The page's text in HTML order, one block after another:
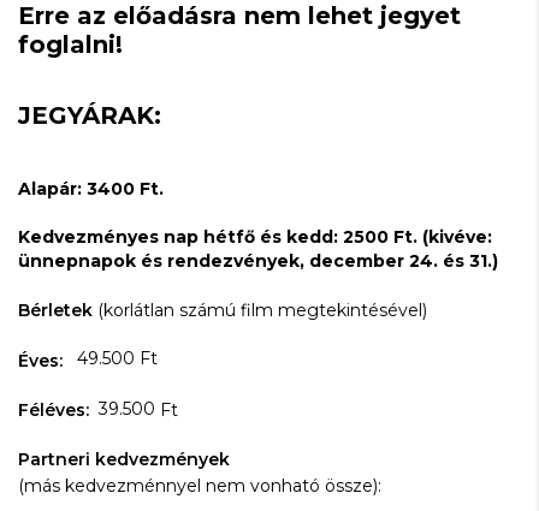
Erre az előadásra nem lehet jegyet
foglalni!
JEGYÁRAK:
Alapár: 3400 Ft.
Kedvezményes nap hétfő és kedd: 2500 Ft. (kivéve:
ünnepnapok és rendezvények, december 24. és 31.)
Bérletek (korlátlan számú film megtekintésével)
Éves: 49.500 Ft
Féléves: 39.500 Ft
Partneri kedvezmények
(más kedvezménnyel nem vonható össze):